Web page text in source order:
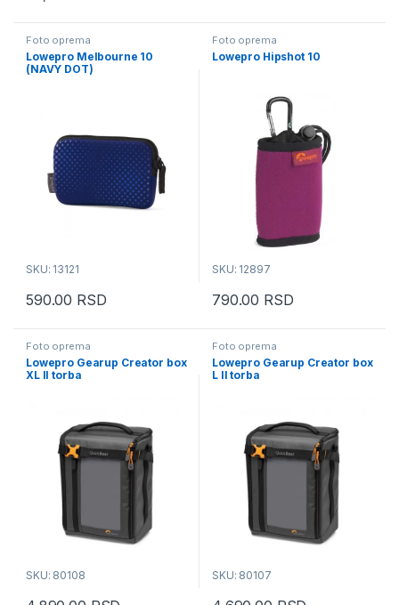
Foto oprema
Lowepro Melbourne 10
(NAVY DOT)
SKU: 13121
590.00 RSD
Foto oprema
Lowepro Hipshot 10
SKU: 12897
790.00 RSD
Foto oprema
Lowepro Gearup Creator box
XL II torba
SKU: 80108
Foto oprema
Lowepro Gearup Creator box
L II torba
SKU: 80107